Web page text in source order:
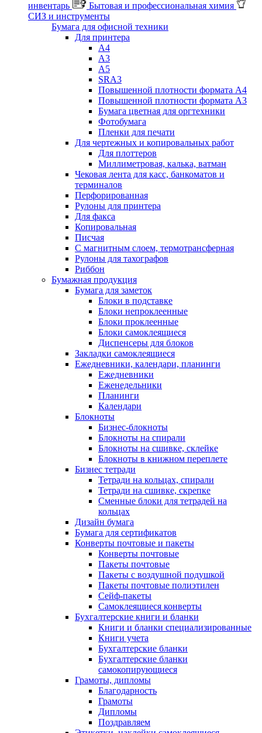
инвентарь
Бытовая и профессиональная химия
СИЗ и инструменты
Бумага для офисной техники
Для принтера
А4
А3
А5
SRA3
Повышенной плотности формата А4
Повышенной плотности формата А3
Бумага цветная для оргтехники
Фотобумага
Пленки для печати
Для чертежных и копировальных работ
Для плоттеров
Миллиметровая, калька, ватман
Чековая лента для касс, банкоматов и
терминалов
Перфорированная
Рулоны для принтера
Для факса
Копировальная
Писчая
С магнитным слоем, термотрансферная
Рулоны для тахографов
Риббон
Бумажная продукция
Бумага для заметок
Блоки в подставке
Блоки непроклеенные
Блоки проклеенные
Блоки самоклеящиеся
Диспенсеры для блоков
Закладки самоклеящиеся
Ежедневники, календари, планинги
Ежедневники
Еженедельники
Планинги
Календари
Блокноты
Бизнес-блокноты
Блокноты на спирали
Блокноты на сшивке, склейке
Блокноты в книжном переплете
Бизнес тетради
Тетради на кольцах, спирали
Тетради на сшивке, скрепке
Сменные блоки для тетрадей на
кольцах
Дизайн бумага
Бумага для сертификатов
Конверты почтовые и пакеты
Конверты почтовые
Пакеты почтовые
Пакеты с воздушной подушкой
Пакеты почтовые полиэтилен
Сейф-пакеты
Самоклеящиеся конверты
Бухгалтерские книги и бланки
Книги и бланки специализированные
Книги учета
Бухгалтерские бланки
Бухгалтерские бланки
самокопирующиеся
Грамоты, дипломы
Благодарность
Грамоты
Дипломы
Поздравляем